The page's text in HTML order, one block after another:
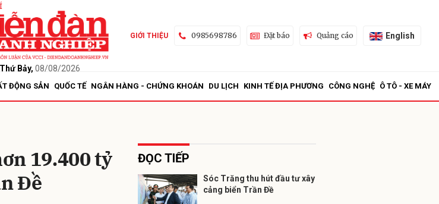
Thứ Bảy, 08/08/2026
GIỚI THIỆU 0985698786 Đặt báo Quảng cáo English
ĐỘNG SẢN QUỐC TẾ NGÂN HÀNG - CHỨNG KHOÁN DU LỊCH KINH TẾ ĐỊA PHƯƠNG CÔNG NGHỆ Ô TÔ - XE MÁY
19.400 tỷ
Đề
ĐỌC TIẾP
Sóc Trăng thu hút đầu tư xây
cảng biển Trần Đề
Gửi